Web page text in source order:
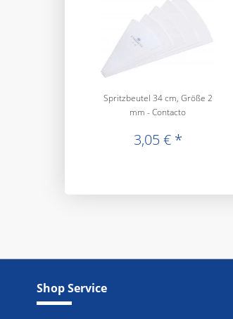
Spritzbeutel 34 cm, Größe 2
mm - Contacto
3,05 € *
Shop Service